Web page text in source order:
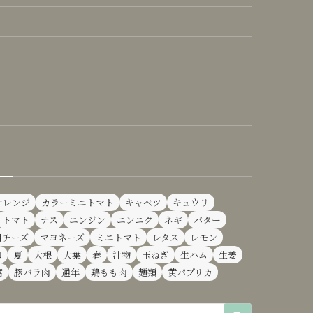
レンジ カラーミニトマト キャベツ
キュウリ
トマト
ナス ニンジン ニンニク ネギ
バター
ーズ
マヨネーズ ミニトマト レタス
レモン
夏 大根 大葉 春 汁物 玉ねぎ 生ハム
生姜
豚バラ肉 通年 鶏もも肉 麺類 黄パプリカ